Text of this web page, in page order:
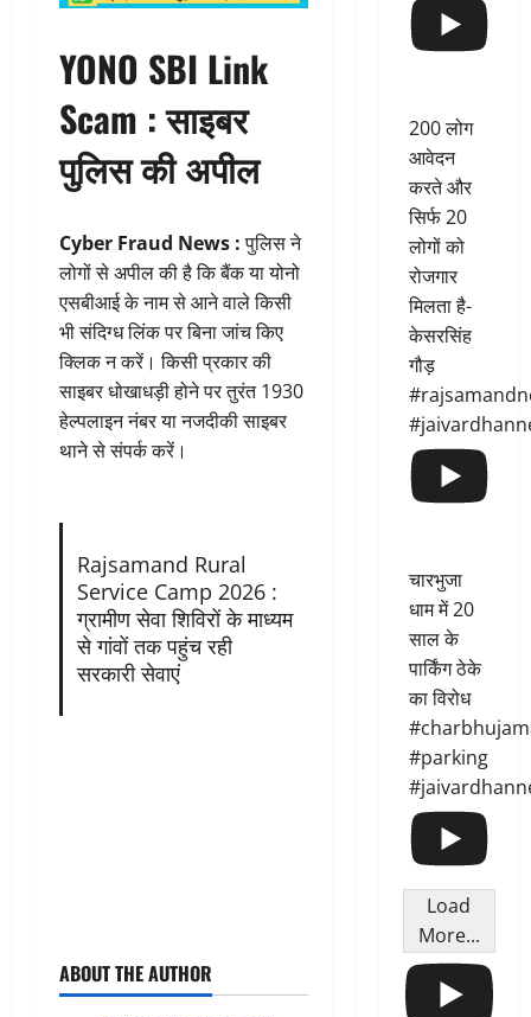
YONO SBI Link
Scam :साइबर
पुलिस की अपील
Cyber Fraud News :पुलिस ने
लोगों से अपील की है कि बैंक या योनो
एसबीआई के नाम से आने वाले किसी
भी संदिग्ध लिंक पर बिना जांच किए
क्लिक न करें। किसी प्रकार की
साइबर धोखाधड़ी होने पर तुरंत 1930
हेल्पलाइन नंबर या नजदीकी साइबर
थाने से संपर्क करें।
Rajsamand Rural
Service Camp 2026 :
ग्रामीण सेवा शिविरों के माध्यम
से गांवों तक पहुंच रही
सरकारी सेवाएं
ABOUT THE AUTHOR
200 लोग
आवेदन
करते और
सिर्फ 20
लोगों को
रोजगार
मिलता है-
केसरसिंह
गौड़
चारभुजा
धाम में 20
साल के
पार्किंग ठेके
का विरोध
#parking
Load
More...